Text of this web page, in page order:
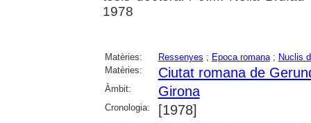
1978
Matèries: Ressenyes ; Epoca romana; Nuclis
Matèries:
Ciutat romana de
Àmbit: Girona
Cronologia: [1978]